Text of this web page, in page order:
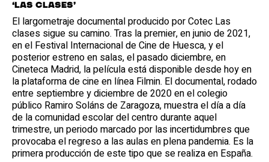
‘Las clases’
El largometraje documental producido por Cotec Las
clases sigue su camino. Tras la premier, en junio de 2021,
en el Festival Internacional de Cine de Huesca, y el
posterior estreno en salas, el pasado diciembre, en
Cineteca Madrid, la película está disponible desde hoy en
la plataforma de cine en línea Filmin. El documental, rodado
entre septiembre y diciembre de 2020 en el colegio
público Ramiro Soláns de Zaragoza, muestra el día a día
de la comunidad escolar del centro durante aquel
trimestre, un periodo marcado por las incertidumbres que
provocaba el regreso a las aulas en plena pandemia. Es la
primera producción de este tipo que se realiza en España.